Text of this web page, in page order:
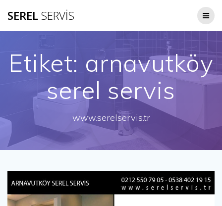
SERELSERVİS
Etiket: arnavutköy
serel servis
www.serelservis.tr